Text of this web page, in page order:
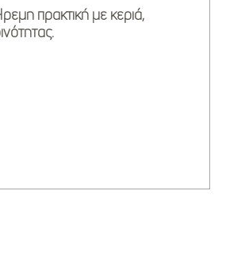
πρακτική με κεριά,